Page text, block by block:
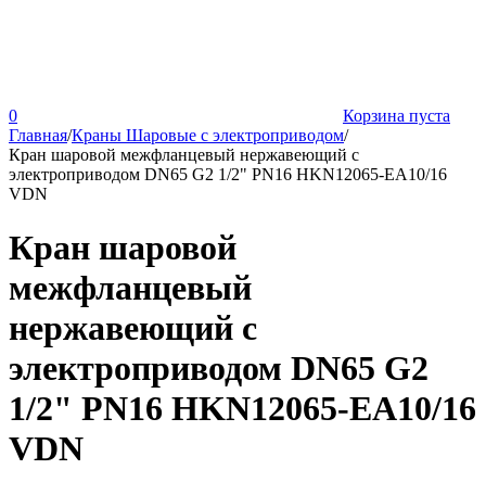
0
Корзина пуста
Главная/Краны Шаровые с электроприводом/
Кран шаровой межфланцевый нержавеющий с
электроприводом DN65 G2 1/2" PN16 HKN12065-EA10/16
VDN
Кран шаровой
межфланцевый
нержавеющий с
электроприводом DN65 G2
1/2" PN16 HKN12065-EA10/16
VDN